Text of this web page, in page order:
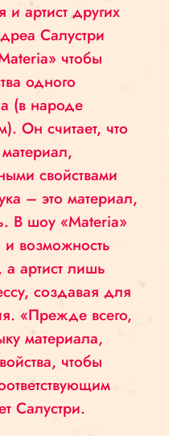
и артист других
Салустри
чтобы
одного
(в народе
Он считает, что
свойствами
– это материал,
В шоу «Materia»
и возможность
а артист лишь
создавая для
«Прежде всего,
материала,
чтобы
Салустри.